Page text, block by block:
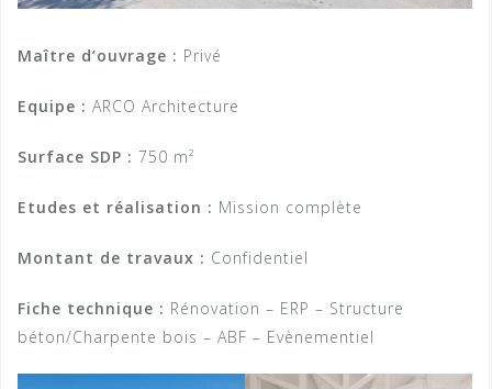
Maître d’ouvrage : Privé
Equipe : ARCO Architecture
Surface SDP : 750 m²
Etudes et réalisation : Mission complète
Montant de travaux : Confidentiel
Fiche technique : Rénovation – ERP – Structure
béton/Charpente bois – ABF – Evènementiel